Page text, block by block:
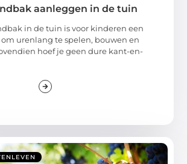
aanleggen in de tuin
in de tuin is voor kinderen een
urenlang te spelen, bouwen en
hoef je geen dure kant-en-